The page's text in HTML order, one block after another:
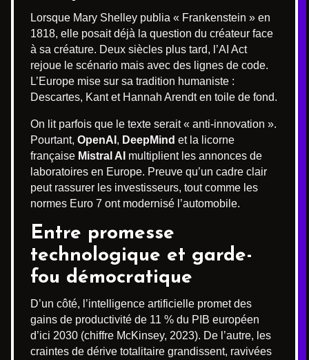
Lorsque Mary Shelley publia « Frankenstein » en
1818, elle posait déjà la question du créateur face
à sa créature. Deux siècles plus tard, l’AI Act
rejoue le scénario mais avec des lignes de code.
L’Europe mise sur sa tradition humaniste :
Descartes, Kant et Hannah Arendt en toile de fond.
On lit parfois que le texte serait « anti-innovation ».
Pourtant, OpenAI , DeepMind et la licorne
française Mistral AI multiplient les annonces de
laboratoires en Europe. Preuve qu’un cadre clair
peut rassurer les investisseurs, tout comme les
normes Euro 7 ont modernisé l’automobile.
Entre promesse
technologique et garde-
fou démocratique
D’un côté, l’intelligence artificielle promet des
gains de productivité de 11 % du PIB européen
d’ici 2030 (chiffre McKinsey, 2023). De l’autre, les
craintes de dérive totalitaire grandissent, ravivées